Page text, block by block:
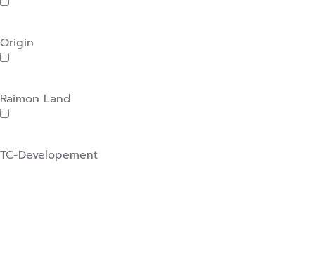
Origin
Raimon Land
TC-Developement